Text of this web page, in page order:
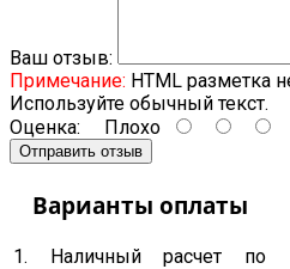
Ваш отзыв:
Примечание: HTML разметка
Используйте обычный текст.
Оценка: Плохо
Отправить отзыв
Варианты оплаты
1. Наличный расчет по